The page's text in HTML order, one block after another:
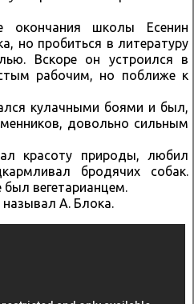
окончания школы Есенин
но пробиться в литературу
Вскоре он устроился в
рабочим, но поближе к
кулачными боями и был,
довольно сильным
красоту природы, любил
бродячих собак.
вегетарианцем.
называл А. Блока.